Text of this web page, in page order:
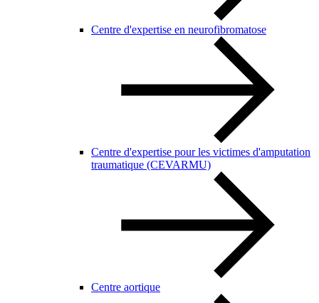
Centre d'expertise en neurofibromatose
Centre d'expertise pour les victimes d'amputation
traumatique (CEVARMU)
Centre aortique